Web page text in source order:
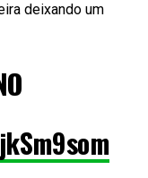
deixando um